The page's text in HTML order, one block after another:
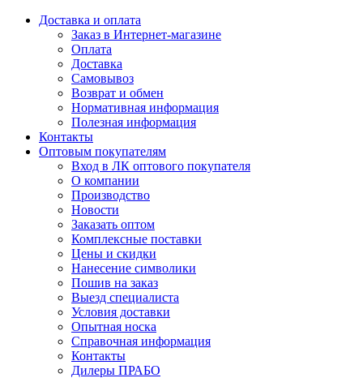
Доставка и оплата
Заказ в Интернет-магазине
Оплата
Доставка
Самовывоз
Возврат и обмен
Нормативная информация
Полезная информация
Контакты
Оптовым покупателям
Вход в ЛК оптового покупателя
О компании
Производство
Новости
Заказать оптом
Комплексные поставки
Цены и скидки
Нанесение символики
Пошив на заказ
Выезд специалиста
Условия доставки
Опытная носка
Справочная информация
Контакты
Дилеры ПРАБО